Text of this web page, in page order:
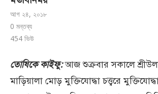
আগ ২৪, ২০১৮
0 মন্তব্য
454 ভিউ
তোষিকে কাইফু: আজ শুক্রবার সকালে
মাড়িয়ালা মোড় মুক্তিযোদ্ধা চত্ত্বরে